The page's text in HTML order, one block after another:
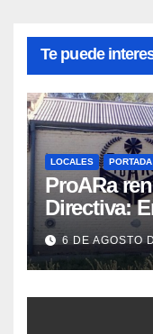
Te puede
LOCALES PORTADA
ProARa
Directiva:
el nuevo
6 DE AGOSTO